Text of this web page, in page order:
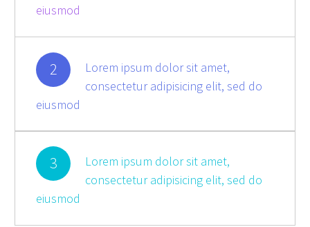
eiusmod
2
Lorem ipsum dolor sit amet,
consectetur adipisicing elit, sed do
eiusmod
3
Lorem ipsum dolor sit amet,
consectetur adipisicing elit, sed do
eiusmod